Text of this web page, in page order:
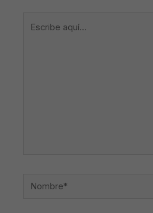
Nombre*